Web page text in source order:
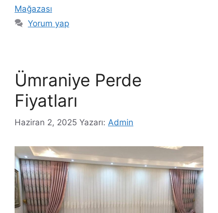
Mağazası
Yorum yap
Ümraniye Perde
Fiyatları
Haziran 2, 2025 Yazarı: Admin